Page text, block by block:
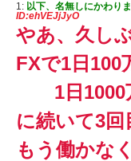
1: 以下、名無しにかわり
ID:ehVEJjJyO
やあ、久し
FXで1日
1日1000
に続いて3
もう働かな